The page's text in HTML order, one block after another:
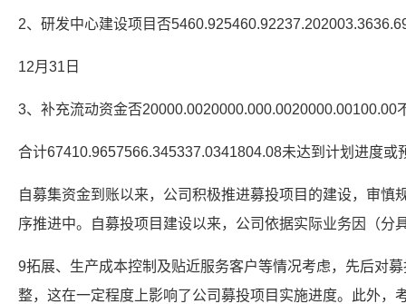
2、研发中心建设项目否
12月31日
3、补充流动资金否20000.0020000.000.0020000.00100.00
合计67410.9657566.345337.0341804.08未达到计划进度或
自募集资金到账以来，公司积极推进募投项目的建设，审慎
序推进中。自募投项目建设以来，公司依据实际业务因（分
9拓展、生产成本控制及贴近服务客户等情况考虑，先后对
整，这在一定程度上影响了公司募投项目实施进度。此外，